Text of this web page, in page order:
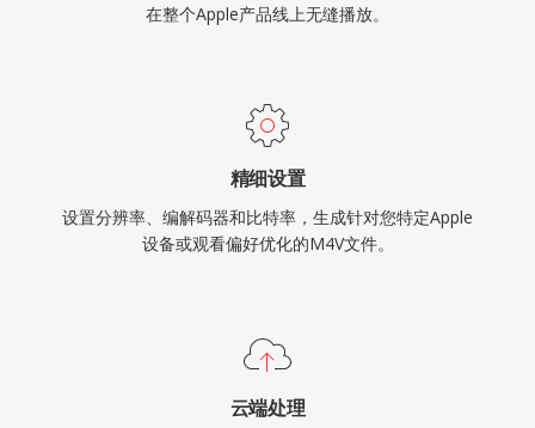
在整个Apple产品线上无缝播放。
精细设置
设置分辨率、编解码器和比特率，生成针对您特定Apple
设备或观看偏好优化的M4V文件。
云端处理